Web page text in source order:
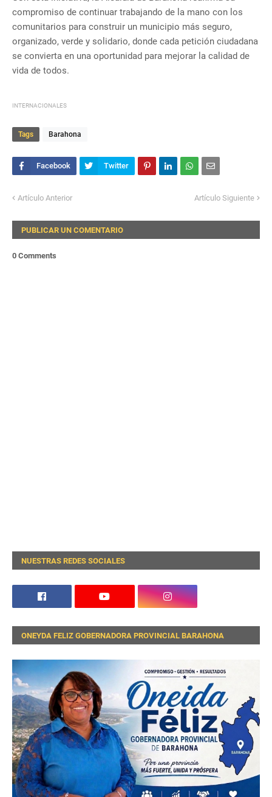
compromiso de continuar trabajando de la mano con los
comunitarios para construir un municipio más seguro,
organizado, verde y solidario, donde cada petición ciudadana
se convierta en una oportunidad para mejorar la calidad de
vida de todos.
INTERNACIONALES
Tags Barahona
Artículo Anterior Artículo Siguiente
PUBLICAR UN COMENTARIO
0 Comments
NUESTRAS REDES SOCIALES
ONEYDA FELIZ GOBERNADORA PROVINCIAL BARAHONA